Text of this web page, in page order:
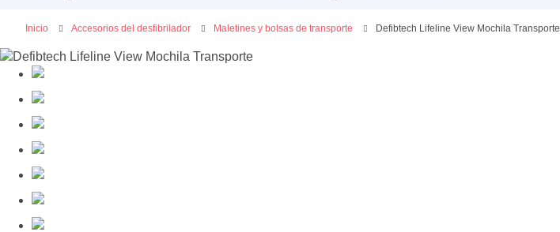
Inicio Accesorios del desfibrilador Maletines y bolsas de transporte Defibtech Lifeline View Mochila Transporte
Saltar
galería
imágenes